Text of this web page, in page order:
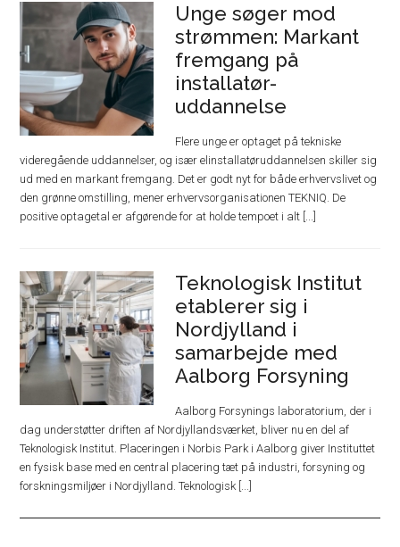
Unge søger mod
strømmen: Markant
fremgang på
installatør-
uddannelse
Flere unge er optaget på tekniske
videregående uddannelser, og især elinstallatøruddannelsen skiller sig
ud med en markant fremgang. Det er godt nyt for både erhvervslivet og
den grønne omstilling, mener erhvervsorganisationen TEKNIQ. De
positive optagetal er afgørende for at holde tempoet i alt [...]
Teknologisk Institut
etablerer sig i
Nordjylland i
samarbejde med
Aalborg Forsyning
Aalborg Forsynings laboratorium, der i
dag understøtter driften af Nordjyllandsværket, bliver nu en del af
Teknologisk Institut. Placeringen i Norbis Park i Aalborg giver Instituttet
en fysisk base med en central placering tæt på industri, forsyning og
forskningsmiljøer i Nordjylland. Teknologisk [...]